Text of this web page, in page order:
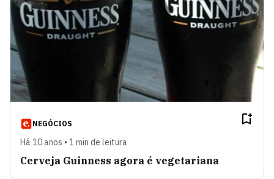
NEGÓCIOS
Há 10 anos • 1 min de leitura
Cerveja Guinness agora é vegetariana